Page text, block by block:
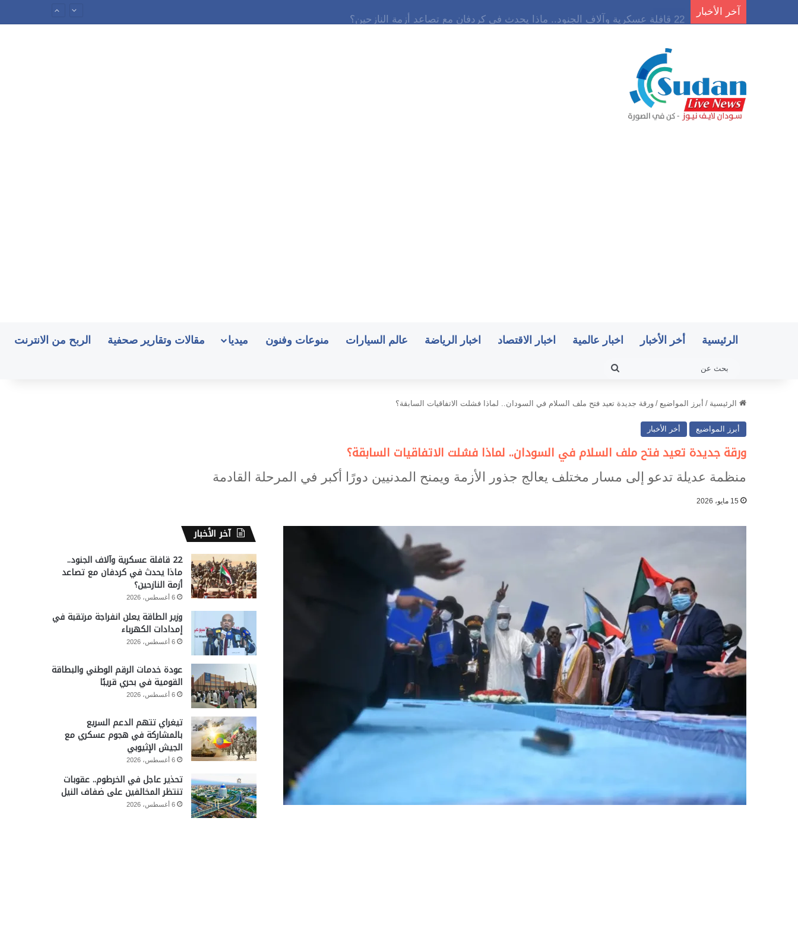
آخر الأخبار
الرئيسية أخر الأخبار اخبار عالمية اخبار الاقتصاد اخبار الرياضة عالم السيارات منوعات وفنون ميديا مقالات وتقارير صحفية الربح من الانترنت
الرئيسية / أبرز المواضيع / ورقة جديدة تعيد فتح ملف السلام في السودان.. لماذا فشلت الاتفاقيات السابقة؟
أبرز المواضيع أخر الأخبار
ورقة جديدة تعيد فتح ملف السلام في السودان.. لماذا فشلت الاتفاقيات السابقة؟
منظمة عديلة تدعو إلى مسار مختلف يعالج جذور الأزمة ويمنح المدنيين دورًا أكبر في المرحلة القادمة
15 مايو، 2026
آخر الأخبار
22 قافلة عسكرية وآلاف الجنود..
ماذا يحدث في كردفان مع تصاعد
أزمة النازحين؟
6 أغسطس، 2026
وزير الطاقة يعلن انفراجة مرتقبة في
إمدادات الكهرباء
6 أغسطس، 2026
عودة خدمات الرقم الوطني والبطاقة
القومية في بحري قريبًا
6 أغسطس، 2026
تيغراي تتهم الدعم السريع
بالمشاركة في هجوم عسكري مع
الجيش الإثيوبي
6 أغسطس، 2026
تحذير عاجل في الخرطوم.. عقوبات
تنتظر المخالفين على ضفاف النيل
6 أغسطس، 2026